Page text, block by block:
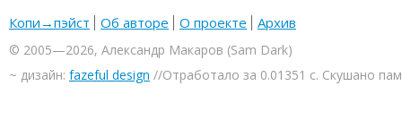
Копи→пэйст Об авторе О проекте Архив
© 2005—2026, Александр Макаров (Sam Dark)
~ дизайн: fazeful design //Отработало за 0.01351 с. Скушано